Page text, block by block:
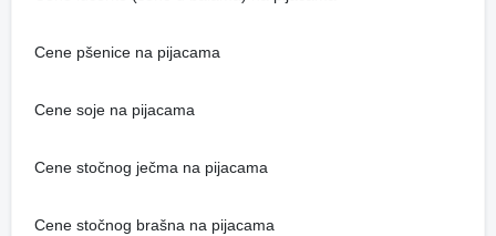
Cene pšenice na pijacama
Cene soje na pijacama
Cene stočnog ječma na pijacama
Cene stočnog brašna na pijacama